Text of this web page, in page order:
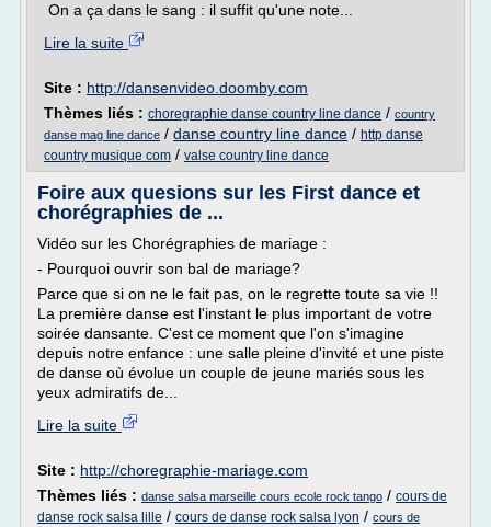
On a ça dans le sang : il suffit qu'une note...
Lire la suite
Site : http://dansenvideo.doomby.com
Thèmes liés : choregraphie danse country line dance / country
danse mag line dance / danse country line dance / http danse
country musique com / valse country line dance
Foire aux quesions sur les First dance et
chorégraphies de ...
Vidéo sur les Chorégraphies de mariage :
- Pourquoi ouvrir son bal de mariage?
Parce que si on ne le fait pas, on le regrette toute sa vie !!
La première danse est l'instant le plus important de votre
soirée dansante. C'est ce moment que l'on s'imagine
depuis notre enfance : une salle pleine d'invité et une piste
de danse où évolue un couple de jeune mariés sous les
yeux admiratifs de...
Lire la suite
Site : http://choregraphie-mariage.com
Thèmes liés : danse salsa marseille cours ecole rock tango / cours de
danse rock salsa lille / cours de danse rock salsa lyon / cours de